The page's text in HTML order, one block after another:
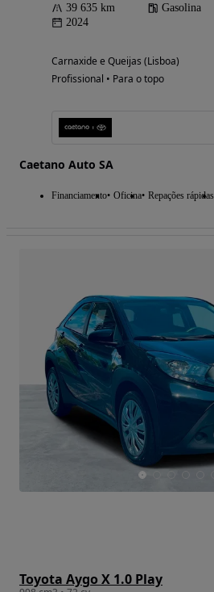
39 635 km Gasolina
2024
Carnaxide e Queijas (Lisboa)
Profissional • Para o topo
Caetano Auto SA
Financiamento Oficina Repações rápidas
Toyota Aygo X 1.0 Play